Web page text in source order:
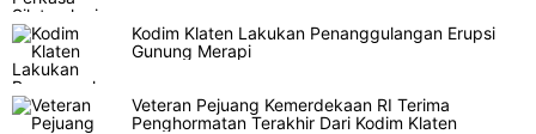
Kodim Klaten Lakukan Penanggulangan Erupsi
Gunung Merapi
Veteran Pejuang Kemerdekaan RI Terima
Penghormatan Terakhir Dari Kodim Klaten